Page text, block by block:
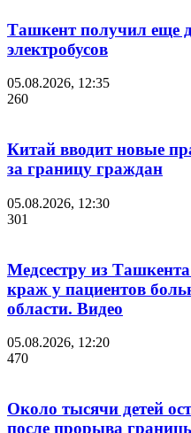
Ташкент получил еще
электробусов
05.08.2026, 12:35
260
Китай вводит новые
за границу граждан
05.08.2026, 12:30
301
Медсестру из
краж у пациентов
области. Видео
05.08.2026, 12:20
470
Около тысячи детей
после прорыва